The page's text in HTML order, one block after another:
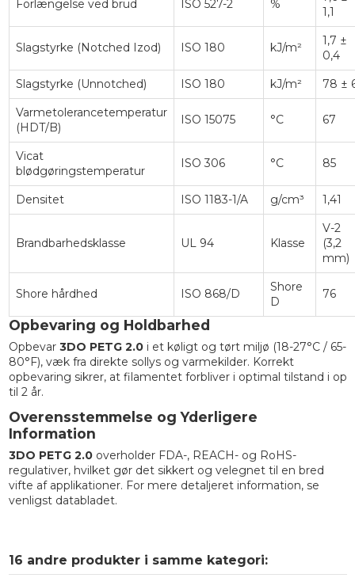
Forlængelse ved brud ISO 527-2 %
1,1
Slagstyrke (Notched Izod) ISO 180 kJ/m²
1,7 ±
0,4
Slagstyrke (Unnotched)
ISO 180 kJ/m²
78 ±
Varmetolerancetemperatur
(HDT/B)
ISO 15075 °C 67
Vicat
blødgøringstemperatur
ISO 306 °C 85
Densitet ISO 1183-1/A g/cm³ 1,41
Brandbarhedsklasse UL 94 Klasse
V-2
(3,2
mm)
Shore hårdhed ISO 868/D
Shore
D
76
Opbevaring og Holdbarhed
Opbevar 3DO PETG 2.0i et køligt og tørt miljø (18-27°C / 65-
80°F), væk fra direkte sollys og varmekilder. Korrekt
opbevaring sikrer, at filamentet forbliver i optimal tilstand i op
til 2 år.
Overensstemmelse og Yderligere
Information
3DO PETG 2.0overholder FDA-, REACH- og RoHS-
regulativer, hvilket gør det sikkert og velegnet til en bred
vifte af applikationer. For mere detaljeret information, se
venligst databladet.
16 andre produkter i samme kategori: